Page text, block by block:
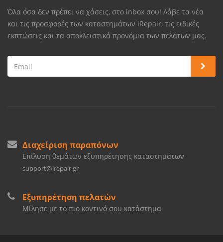
Όλα όσα δεν πρέπει να χάσεις, στο inbox σου! Λάβε τα νέα
και τις προσφορές των καταστημάτων iRepair, τις ειδικές
εκπτώσεις και τα αποκλειστικά προνόμια των πελάτων μας.
Διαχείριση παραπόνων
Επίλυση θεμάτων εξυπηρέτησης καταστημάτων
support@irepair.gr
Εξυπηρέτηση πελατών
Μίλησε με το πιο κοντινό σου κατάστημα